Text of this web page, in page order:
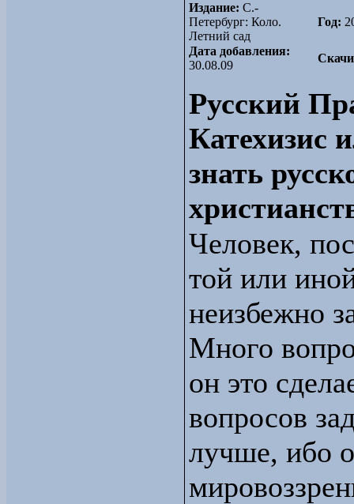
Издание: С.-
Петербург: Коло.
Летний сад
Год:
Дата добавления:
30.08.09
Русский
Катехизис
знать
Человек,
той или
неизбежно
Много
он это
вопросов
лучше, ибо